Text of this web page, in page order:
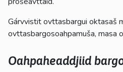
Gárvvistit ovttasbargui oktasaš
ovttasbargosoahpamuša, masa
Oahpaheaddjiid